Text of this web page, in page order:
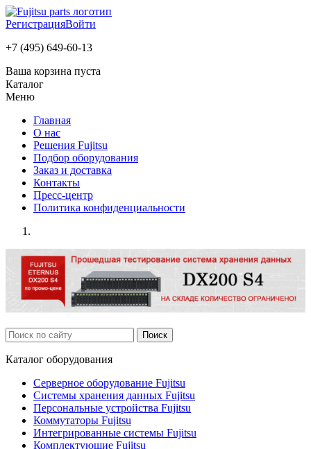
РегистрацияВойти
+7 (495) 649-60-13
Ваша корзина пуста
Каталог
Меню
Главная
О нас
Решения Fujitsu
Подбор оборудования
Заказ и доставка
Контакты
Пресс-центр
Политика конфиденциальности
Каталог оборудования
Серверное оборудование Fujitsu
Системы хранения данных Fujitsu
Персональные устройства Fujitsu
Коммутаторы Fujitsu
Интегрированные системы Fujitsu
Комплектующие Fujitsu